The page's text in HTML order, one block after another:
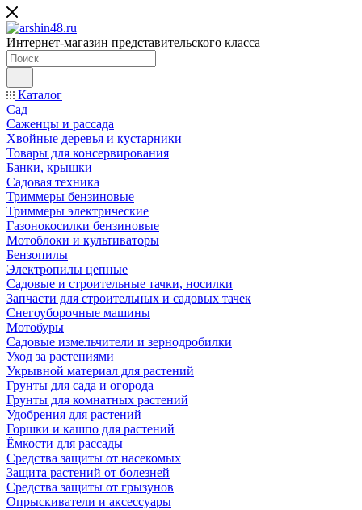
Интернет-магазин представительского класса
Каталог
Сад
Саженцы и рассада
Хвойные деревья и кустарники
Товары для консервирования
Банки, крышки
Садовая техника
Триммеры бензиновые
Триммеры электрические
Газонокосилки бензиновые
Мотоблоки и культиваторы
Бензопилы
Электропилы цепные
Садовые и строительные тачки, носилки
Запчасти для строительных и садовых тачек
Снегоуборочные машины
Мотобуры
Садовые измельчители и зернодробилки
Уход за растениями
Укрывной материал для растений
Грунты для сада и огорода
Грунты для комнатных растений
Удобрения для растений
Горшки и кашпо для растений
Ёмкости для рассады
Средства защиты от насекомых
Защита растений от болезней
Средства защиты от грызунов
Опрыскиватели и аксессуары